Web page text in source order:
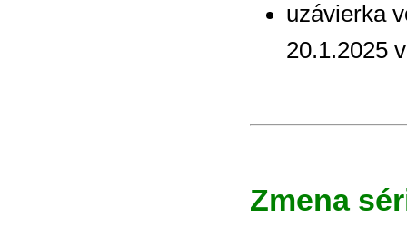
uzávierka
20.1.2025
Zmena